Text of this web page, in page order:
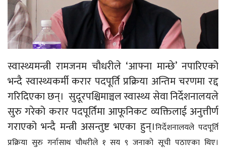
स्वास्थ्यमन्त्री रामजनम चौधरीले ‘आफ्ना मान्छे’ नपारिएको
भन्दै स्वास्थ्यकर्मी करार पदपूर्ति प्रक्रिया अन्तिम चरणमा रद्द
गरिदिएका छन्। सुदूरपश्चिमाञ्चल स्वास्थ्य सेवा निर्देशनालयले
सुरु गरेको करार पदपूर्तिमा आफूनिकट व्यक्तिलाई अनुत्तीर्ण
गराएको भन्दै मन्त्री असन्तुष्ट भएका हुन्।निर्देशनालयले पदपूर्ति
प्रक्रिया सुरु गर्नासाथ चौधरीले १ सय ९ जनाको सूची पठाएका थिए।